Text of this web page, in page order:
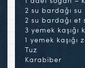
2 su bardağı su
2 su bardağı et
3 yemek kaşığı
1 yemek kaşığı
Tuz
Karabiber